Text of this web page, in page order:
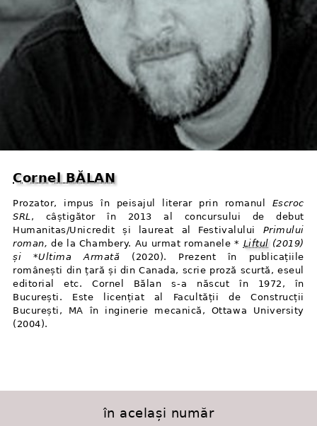
Cornel BĂLAN
Prozator, impus în peisajul literar prin romanul Escroc
SRL , câștigător în 2013 al concursului de debut
Humanitas/Unicredit și laureat al Festivalului Primului
roman, de la Chambery. Au urmat romanele * Liftul (2019)
și *Ultima Armată (2020). Prezent în publicațiile
românești din țară și din Canada, scrie proză scurtă, eseul
editorial etc. Cornel Bălan s⁠-⁠a născut în 1972, în
București. Este licențiat al Facultății de Construcții
București, MA în inginerie mecanică, Ottawa University
(2004).
în același număr